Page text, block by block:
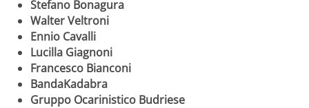
Stefano Bonagura
Walter Veltroni
Ennio Cavalli
Lucilla Giagnoni
Francesco Bianconi
BandaKadabra
Gruppo Ocarinistico Budriese